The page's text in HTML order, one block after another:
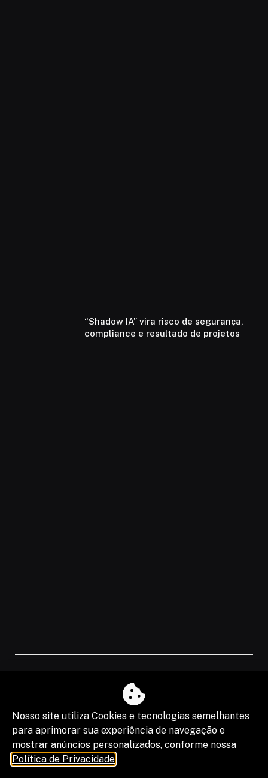
“Shadow IA” vira risco de segurança,
compliance e resultado de projetos
os riscos na justiça trabalhista ainda
serão os mesmos
Nosso site utiliza Cookies e tecnologias semelhantes
para aprimorar sua experiência de navegação e
mostrar anúncios personalizados, conforme nossa
Política de Privacidade